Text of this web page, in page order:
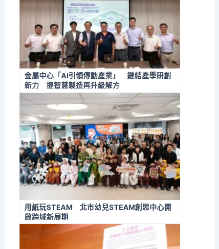
金屬中心「AI引領傳動產業」 鏈結產學研創
新力 提智慧製造再升級解方
用紙玩STEAM 北市幼兒STEAM創思中心開
啟跨域新展期